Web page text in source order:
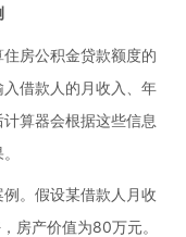
房公积金贷款额度的
借款人的月收入、年
算器会根据这些信息
。假设某借款人月收
房产价值为80万元。